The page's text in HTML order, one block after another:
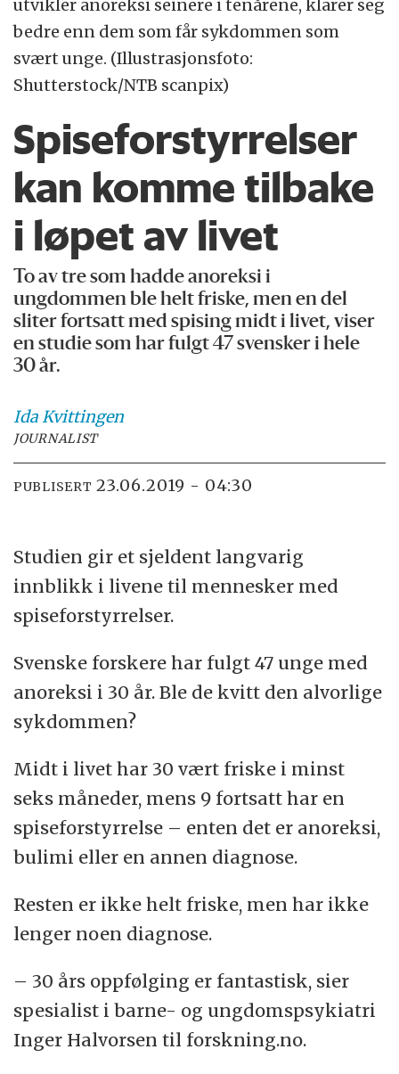
utvikler anoreksi seinere i tenårene, klarer seg
bedre enn dem som får sykdommen som
svært unge. (Illustrasjonsfoto:
Shutterstock/NTB scanpix)
Spiseforstyrrelser
kan komme tilbake
i løpet av livet
To av tre som hadde anoreksi i
ungdommen ble helt friske, men en del
sliter fortsatt med spising midt i livet, viser
en studie som har fulgt 47 svensker i hele
30 år.
IdaKvittingen
JOURNALIST
PUBLISERT 23.06.2019 - 04:30
Studien gir et sjeldent langvarig
innblikk i livene til mennesker med
spiseforstyrrelser.
Svenske forskere har fulgt 47 unge med
anoreksi i 30 år. Ble de kvitt den alvorlige
sykdommen?
Midt i livet har 30 vært friske i minst
seks måneder, mens 9 fortsatt har en
spiseforstyrrelse – enten det er anoreksi,
bulimi eller en annen diagnose.
Resten er ikke helt friske, men har ikke
lenger noen diagnose.
– 30 års oppfølging er fantastisk, sier
spesialist i barne- og ungdomspsykiatri
Inger Halvorsen til forskning.no.